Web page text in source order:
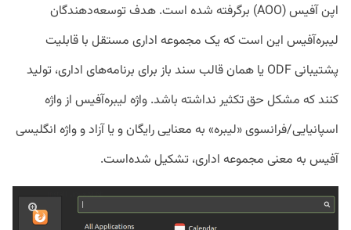
اپن آفیس (AOO) برگرفته شده‌ است. هدف توسعه‌دهندگان
لیبره‌آفیس این است که یک مجموعه اداری مستقل با قابلیت
پشتیبانی ODF یا همان قالب سند باز برای برنامه‌های اداری، تولید
کنند که مشکل حق تکثیر نداشته باشد. واژه لیبره‌آفیس از واژه
اسپانیایی/فرانسوی «لیبره» به معنایی رایگان و یا آزاد و واژه انگلیسی
آفیس به معنی مجموعه اداری، تشکیل شده‌است.